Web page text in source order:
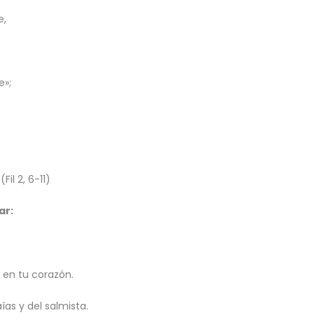
2, 6-11)
tu corazón.
y del salmista.